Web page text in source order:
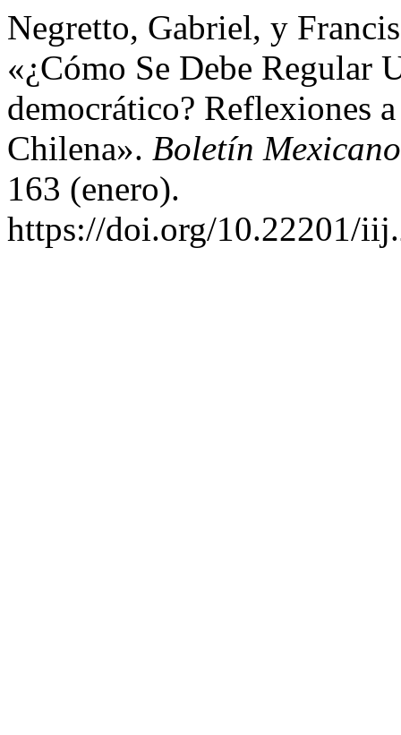
Negretto, Gabriel, y
«¿Cómo Se Debe Regular
democrático? Reflexiones
Chilena». Boletín
163 (enero).
https://doi.org/10.22201/